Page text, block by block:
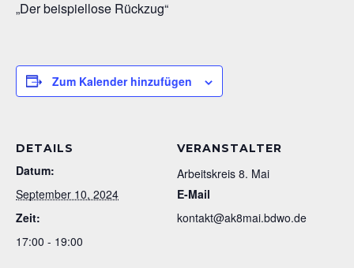
„Der beispiellose Rückzug“
Zum Kalender hinzufügen
DETAILS
Datum:
September 10, 2024
Zeit:
17:00 - 19:00
VERANSTALTER
Arbeitskreis 8. Mai
E-Mail
kontakt@ak8mai.bdwo.de